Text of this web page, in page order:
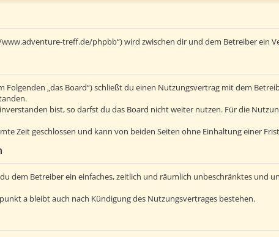
treff.de/phpbb“) wird zwischen dir und dem Betreiber ein
Folgenden „das Board“) schließt du einen Nutzungsvertrag mit dem
bist, so darfst du das Board nicht weiter nutzen. Für die
Zeit geschlossen und kann von beiden Seiten ohne Einhaltung einer
dem Betreiber ein einfaches, zeitlich und räumlich unbeschränktes und
a bleibt auch nach Kündigung des Nutzungsvertrages bestehen.